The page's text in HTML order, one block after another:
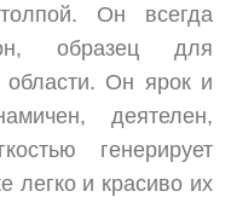
Он всегда
образец для
Он ярок и
деятелен,
генерирует
легко и красиво их